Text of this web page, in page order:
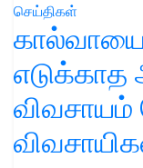
செய்திகள்
எடுக்காத
விவசாயம்